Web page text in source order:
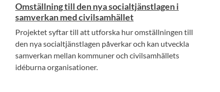
Omställning till den nya socialtjänstlagen i
samverkan med civilsamhället
Projektet syftar till att utforska hur omställningen till
den nya socialtjänstlagen påverkar och kan utveckla
samverkan mellan kommuner och civilsamhällets
idéburna organisationer.